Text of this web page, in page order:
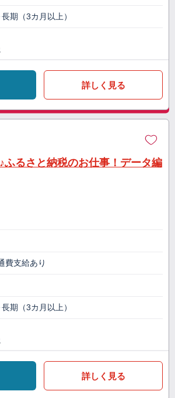
期（3カ月以上）
詳しく見る
ふるさと納税のお仕事！データ編
費支給あり
期（3カ月以上）
詳しく見る